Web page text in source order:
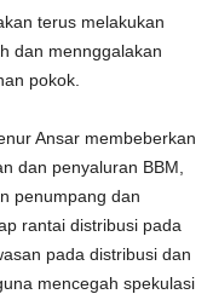
terus melakukan
dan mennggalakan
pokok.
Ansar membeberkan
dan penyaluran BBM,
penumpang dan
rantai distribusi pada
pada distribusi dan
mencegah spekulasi